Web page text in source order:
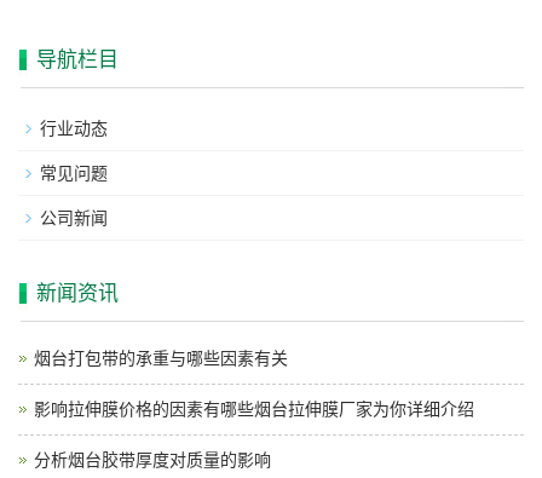
导航栏目
行业动态
常见问题
公司新闻
新闻资讯
烟台打包带的承重与哪些因素有关
影响拉伸膜价格的因素有哪些烟台拉伸膜厂家为你详细介绍
分析烟台胶带厚度对质量的影响